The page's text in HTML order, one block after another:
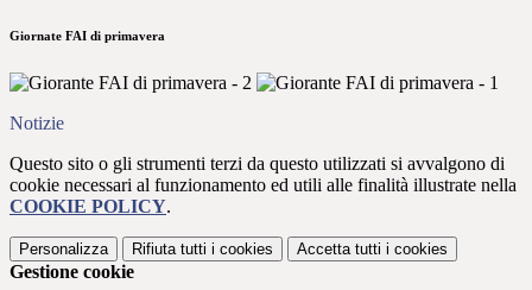
Giornate FAI di primavera
Notizie
Questo sito o gli strumenti terzi da questo utilizzati si avvalgono di
cookie necessari al funzionamento ed utili alle finalità illustrate nella
COOKIE POLICY.
Personalizza Rifiuta tutti i cookies Accetta tutti i cookies
Gestione cookie